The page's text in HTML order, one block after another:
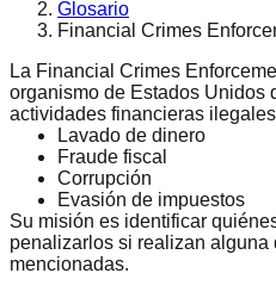
Glosario
Financial Crimes
La Financial Crimes
organismo de Estados Unidos
actividades financieras
Lavado de dinero
Fraude fiscal
Corrupción
Evasión de impuestos
Su misión es identificar
penalizarlos si realizan alguna
mencionadas.